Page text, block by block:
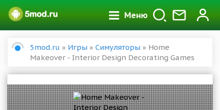
Меню
5mod.ru » Игры » Симуляторы » Home
Makeover - Interior Design Decorating Games